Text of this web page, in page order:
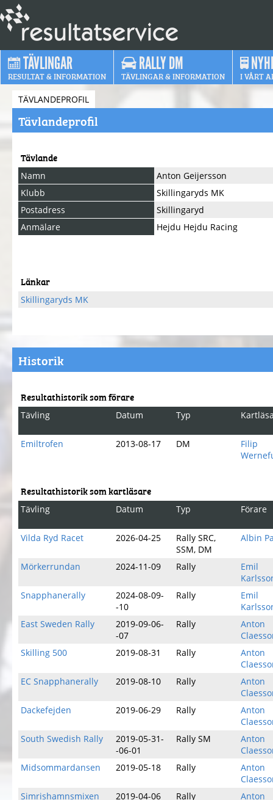
TÄVLINGAR
RESULTAT & INFORMATION
RALLY DM
TÄVLINGAR & INFORMATION I VÅRT
TÄVLANDEPROFIL
Tävlandeprofil
Tävlande
Namn
Anton Geijersson
Klubb
Skillingaryds MK
Postadress
Skillingaryd
Anmälare
Hejdu Hejdu Racing
Länkar
Skillingaryds MK
Historik
Resultathistorik som förare
Tävling Datum Typ
Emiltrofen 2013-08-17 DM
Filip
Resultathistorik som kartläsare
Tävling Datum Typ Förare
Vilda Ryd Racet 2026-04-25
Rally SRC,
SSM, DM
Albin
Mörkerrundan 2024-11-09 Rally
Emil
Snapphanerally
2024-08-09-
-10
Rally
Emil
East Sweden Rally
2019-09-06-
-07
Rally
Anton
Skilling 500
2019-08-31 Rally
Anton
EC Snapphanerally
2019-08-10 Rally
Anton
Dackefejden
2019-06-29 Rally
Anton
South Swedish Rally
2019-05-31-
-06-01
Rally SM
Anton
Midsommardansen
2019-05-18 Rally
Anton
Simrishamnsmixen
2019-04-06 Rally
Anton